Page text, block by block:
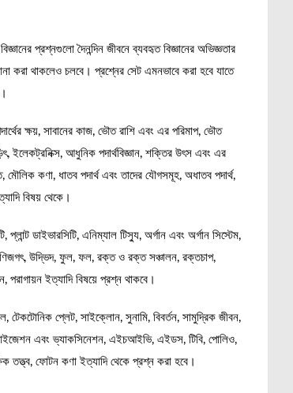
প্রশ্নগুলো দৈনন্দিন জীবনে ব্যবহৃত বিজ্ঞানের অভিজ্ঞতার
করা থাকলেও চলবে। প্রশ্নের সেট এমনভাবে করা হবে যাতে
ক্ষয়, সাবানের কাজ, ভৌত রাশি এবং এর পরিমাপ, ভৌত
ইলেকট্রনিক্স, আধুনিক পদার্থবিজ্ঞান, শক্তির উৎস এবং এর
কণা, ধাতব পদার্থ এবং তাদের যৌগসমূহ, অধাতব পদার্থ,
বিষয় থেকে।
প্লান্ট ডাইভারসিটি, এনিম্যাল টিস্যু, অর্গান এবং অর্গান সিস্টেম,
উদ্ভিদ, ফুল, ফল, রক্ত ও রক্ত সঞ্চালন, রক্তচাপ,
পরাগায়ন ইত্যাদি বিষয়ে প্রশ্ন থাকবে।
টেকটোনিক প্লেট, সাইক্লোন, সুনামি, বিবর্তন, সামুদ্রিক জীবন,
এবং ভ্যাকসিনেশন, এইচআইভি, এইডস, টিবি, পোলিও,
তত্ত্ব, ফোটন কণা ইত্যাদি থেকে প্রশ্ন করা হবে।